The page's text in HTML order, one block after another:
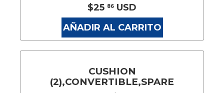
$25 86 USD
AÑADIR AL CARRITO
CUSHION
(2),CONVERTIBLE,SPARE